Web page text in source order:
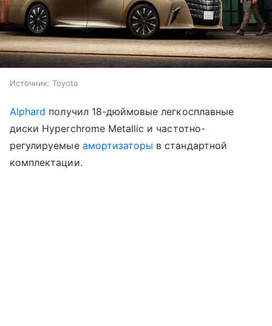
Источник: Toyota
Alphard получил 18-дюймовые легкосплавные
диски Hyperchrome Metallic и частотно-
регулируемые амортизаторы в стандартной
комплектации.